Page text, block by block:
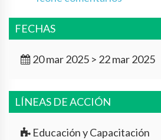
FECHAS
20 mar 2025 > 22 mar 2025
LÍNEAS DE ACCIÓN
Educación y Capacitación